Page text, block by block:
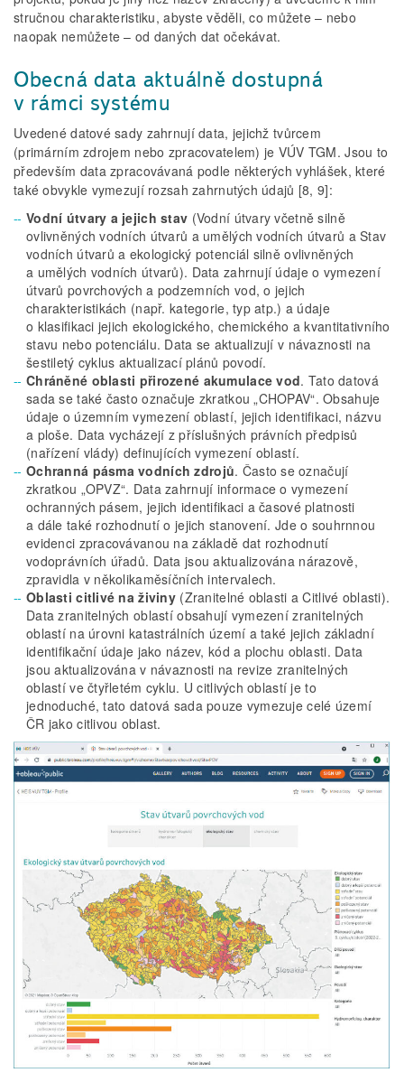
stručnou charakteristiku, abyste věděli, co můžete – nebo
naopak nemůžete – od daných dat očekávat.
Obecná data aktuálně dostupná
v rámci systému
Uvedené datové sady zahrnují data, jejichž tvůrcem
(primárním zdrojem nebo zpracovatelem) je VÚV TGM. Jsou to
především data zpracovávaná podle některých vyhlášek, které
také obvykle vymezují rozsah zahrnutých údajů [8, 9]:
Vodní útvary a jejich stav (Vodní útvary včetně silně
ovlivněných vodních útvarů a umělých vodních útvarů a Stav
vodních útvarů a ekologický potenciál silně ovlivněných
a umělých vodních útvarů). Data zahrnují údaje o vymezení
útvarů povrchových a podzemních vod, o jejich
charakteristikách (např. kategorie, typ atp.) a údaje
o klasifikaci jejich ekologického, chemického a kvantitativního
stavu nebo potenciálu. Data se aktualizují v návaznosti na
šestiletý cyklus aktualizací plánů povodí.
Chráněné oblasti přirozené akumulace vod. Tato datová
sada se také často označuje zkratkou „CHOPAV“. Obsahuje
údaje o územním vymezení oblastí, jejich identifikaci, názvu
a ploše. Data vycházejí z příslušných právních předpisů
(nařízení vlády) definujících vymezení oblastí.
Ochranná pásma vodních zdrojů. Často se označují
zkratkou „OPVZ“. Data zahrnují informace o vymezení
ochranných pásem, jejich identifikaci a časové platnosti
a dále také rozhodnutí o jejich stanovení. Jde o souhrnnou
evidenci zpracovávanou na základě dat rozhodnutí
vodoprávních úřadů. Data jsou aktualizována nárazově,
zpravidla v několikaměsíčních intervalech.
Oblasti citlivé na živiny (Zranitelné oblasti a Citlivé oblasti).
Data zranitelných oblastí obsahují vymezení zranitelných
oblastí na úrovni katastrálních území a také jejich základní
identifikační údaje jako název, kód a plochu oblasti. Data
jsou aktualizována v návaznosti na revize zranitelných
oblastí ve čtyřletém cyklu. U citlivých oblastí je to
jednoduché, tato datová sada pouze vymezuje celé území
ČR jako citlivou oblast.